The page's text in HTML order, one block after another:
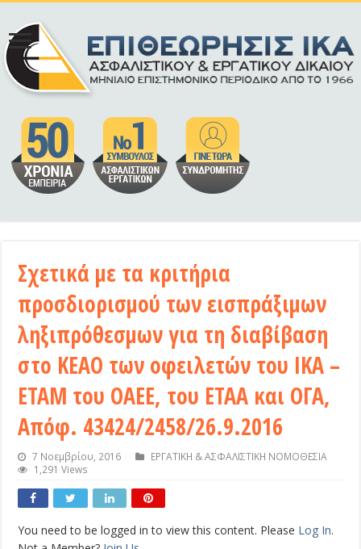
Σχετικά με τα κριτήρια
προσδιορισμού των εισπράξιμων
ληξιπρόθεσμων για τη διαβίβαση
στο ΚΕΑΟ των οφειλετών του ΙΚΑ –
ΕΤΑΜ του ΟΑΕΕ, του ΕΤΑΑ και ΟΓΑ,
Απόφ. 43424/2458/26.9.2016
7 Νοεμβρίου, 2016
ΕΡΓΑΤΙΚΗ & ΑΣΦΑΛΙΣΤΙΚΗ ΝΟΜΟΘΕΣΙΑ
1,291 Views
You need to be logged in to view this content. Please Log In.